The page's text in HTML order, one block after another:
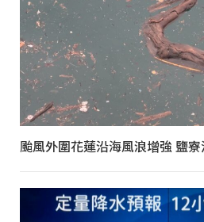
颱風外圍花蓮沿海風浪增強 鹽